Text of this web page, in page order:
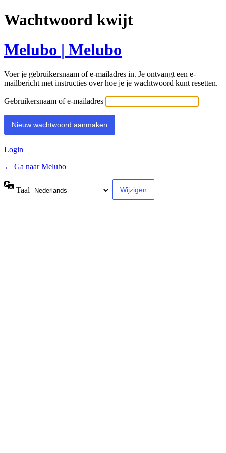
Wachtwoord kwijt
Melubo | Melubo
Voer je gebruikersnaam of e-mailadres in. Je ontvangt een e-
mailbericht met instructies over hoe je je wachtwoord kunt resetten.
Gebruikersnaam of e-mailadres
Login
← Ga naar Melubo
Taal